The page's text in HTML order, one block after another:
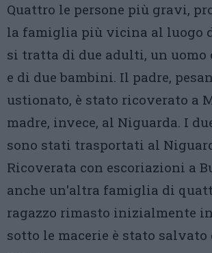
Quattro le persone più gravi,
la famiglia più vicina al luogo
si tratta di due adulti, un uomo
e di due bambini. Il padre,
ustionato, è stato ricoverato a
madre, invece, al Niguarda. I
sono stati trasportati al
Ricoverata con escoriazioni a
anche un'altra famiglia di
ragazzo rimasto inizialmente
sotto le macerie è stato